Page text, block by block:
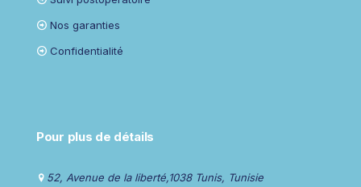
Nos garanties
Confidentialité
Pour plus de détails
52, Avenue de la liberté,1038 Tunis, Tunisie